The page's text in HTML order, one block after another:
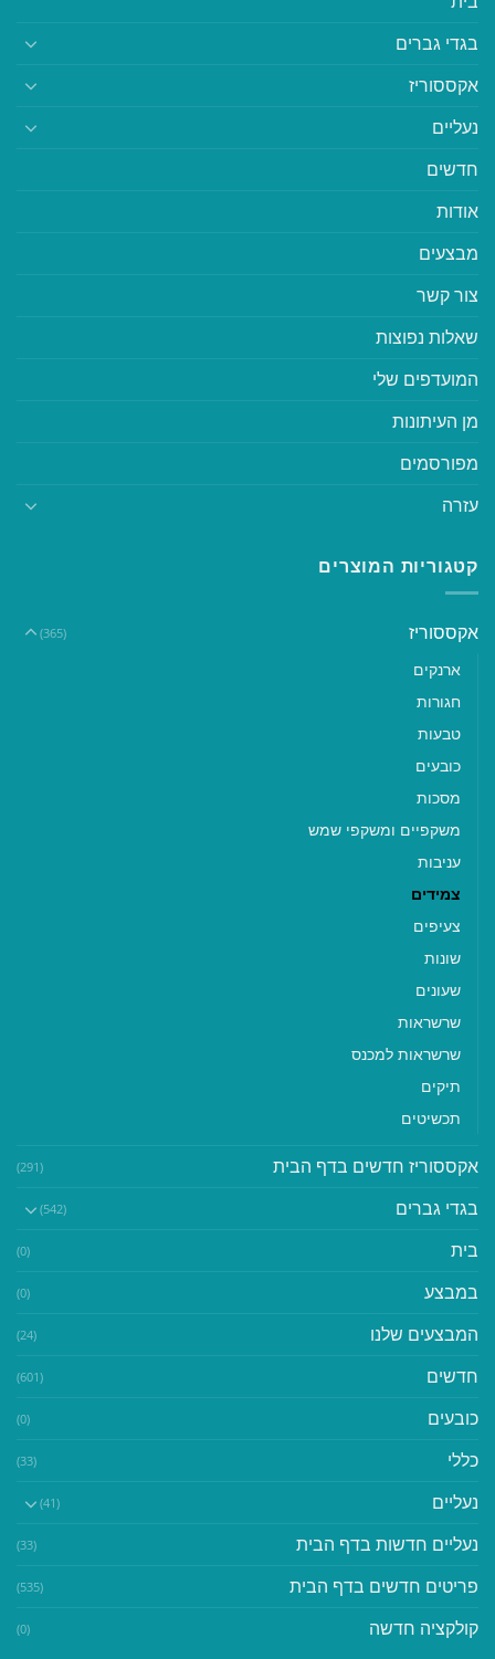
בגדי גברים
אקססוריז
נעליים
חדשים
אודות
מבצעים
צור קשר
שאלות נפוצות
המועדפים שלי
מן העיתונות
מפורסמים
עזרה
קטגוריות המוצרים
אקססוריז (365)
ארנקים
חגורות
טבעות
כובעים
מסכות
משקפיים ומשקפי שמש
עניבות
צמידים
צעיפים
שונות
שעונים
שרשראות
שרשראות למכנס
תיקים
תכשיטים
אקססוריז חדשים בדף הבית (291)
בגדי גברים (542)
בית (0)
במבצע (0)
המבצעים שלנו (24)
חדשים (601)
כובעים (0)
כללי (33)
נעליים (41)
נעליים חדשות בדף הבית (33)
פריטים חדשים בדף הבית (535)
קולקציה חדשה (0)